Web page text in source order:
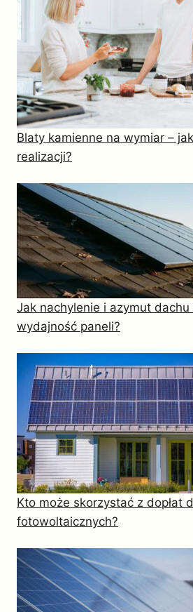
Blaty kamienne na wymiar –
realizacji?
Jak nachylenie i azymut dachu
wydajność paneli?
Kto może skorzystać z dopłat
fotowoltaicznych?